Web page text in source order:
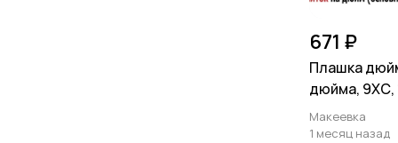
671 ₽
Плашка
дюйма, 9ХС,
дюйм, 45/18
Макеевка
1 месяц назад